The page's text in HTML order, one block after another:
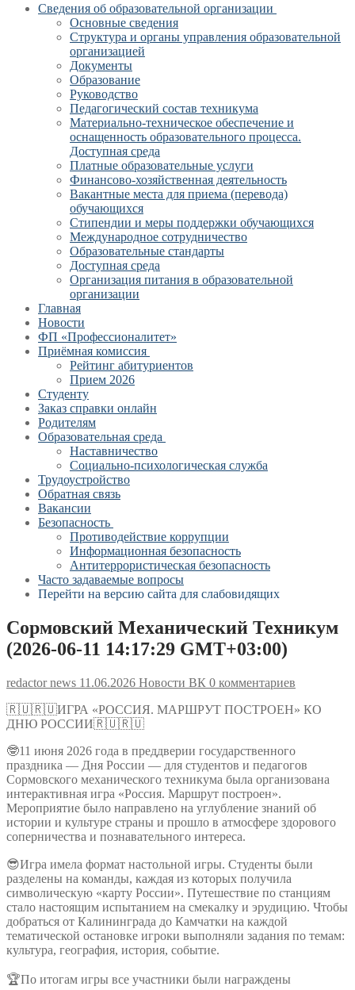
Сведения об образовательной организации
Основные сведения
Структура и органы управления образовательной
организацией
Документы
Образование
Руководство
Педагогический состав техникума
Материально-техническое обеспечение и
оснащенность образовательного процесса.
Доступная среда
Платные образовательные услуги
Финансово-хозяйственная деятельность
Вакантные места для приема (перевода)
обучающихся
Стипендии и меры поддержки обучающихся
Международное сотрудничество
Образовательные стандарты
Доступная среда
Организация питания в образовательной
организации
Главная
Новости
ФП «Профессионалитет»
Приёмная комиссия
Рейтинг абитуриентов
Прием 2026
Студенту
Заказ справки онлайн
Родителям
Образовательная среда
Наставничество
Социально-психологическая служба
Трудоустройство
Обратная связь
Вакансии
Безопасность
Противодействие коррупции
Информационная безопасность
Антитеррористическая безопасность
Часто задаваемые вопросы
Перейти на версию сайта для слабовидящих
Сормовский Механический Техникум
(2026-06-11 14:17:29 GMT+03:00)
redactor news 11.06.2026 Новости ВК 0 комментариев
🇷🇺🇷🇺ИГРА «РОССИЯ. МАРШРУТ ПОСТРОЕН» КО
ДНЮ РОССИИ🇷🇺🇷🇺
🤓11 июня 2026 года в преддверии государственного
праздника — Дня России — для студентов и педагогов
Сормовского механического техникума была организована
интерактивная игра «Россия. Маршрут построен».
Мероприятие было направлено на углубление знаний об
истории и культуре страны и прошло в атмосфере здорового
соперничества и познавательного интереса.
😎Игра имела формат настольной игры. Студенты были
разделены на команды, каждая из которых получила
символическую «карту России». Путешествие по станциям
стало настоящим испытанием на смекалку и эрудицию. Чтобы
добраться от Калининграда до Камчатки на каждой
тематической остановке игроки выполняли задания по темам:
культура, география, история, событие.
🏆По итогам игры все участники были награждены